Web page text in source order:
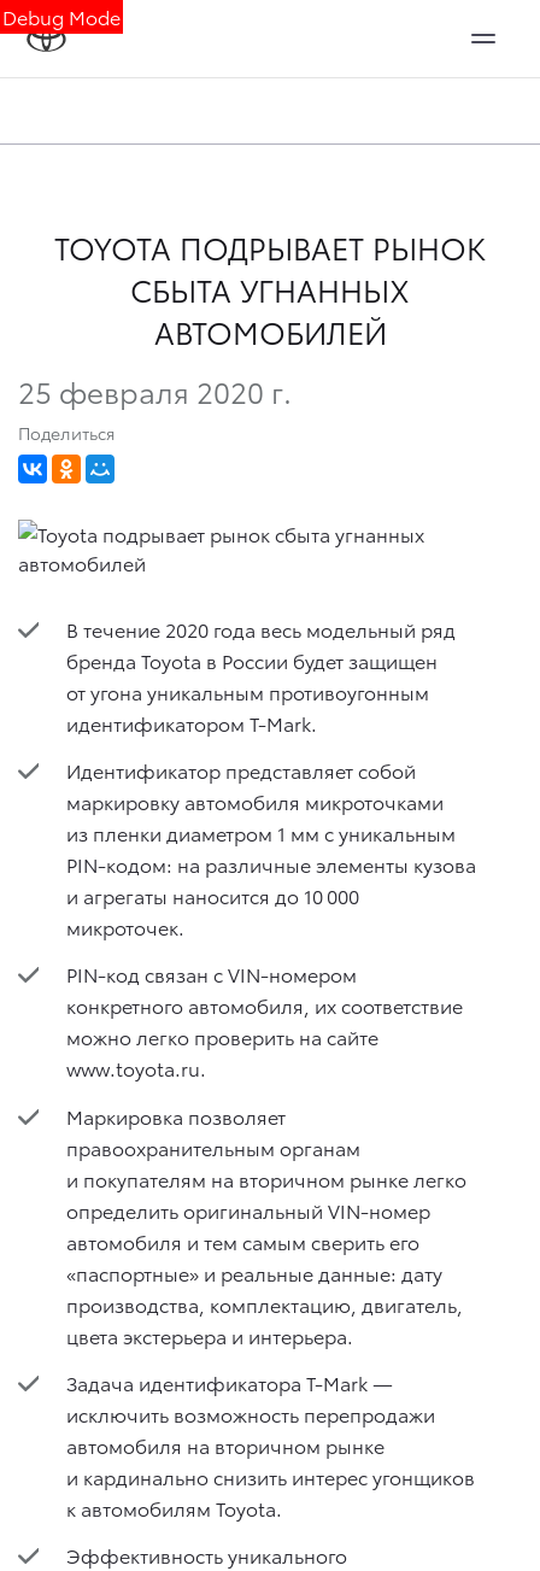
Debug Mode
TOYOTA ПОДРЫВАЕТ РЫНОК
СБЫТА УГНАННЫХ
АВТОМОБИЛЕЙ
25 февраля 2020 г.
Поделиться
В течение 2020 года весь модельный ряд
бренда Toyota в России будет защищен
от угона уникальным противоугонным
идентификатором T-Mark.
Идентификатор представляет собой
маркировку автомобиля микроточками
из пленки диаметром 1 мм с уникальным
PIN-кодом: на различные элементы кузова
и агрегаты наносится до 10 000
микроточек.
PIN-код связан с VIN-номером
конкретного автомобиля, их соответствие
можно легко проверить на сайте
www.toyota.ru.
Маркировка позволяет
правоохранительным органам
и покупателям на вторичном рынке легко
определить оригинальный VIN-номер
автомобиля и тем самым сверить его
«паспортные» и реальные данные: дату
производства, комплектацию, двигатель,
цвета экстерьера и интерьера.
Задача идентификатора T-Mark —
исключить возможность перепродажи
автомобиля на вторичном рынке
и кардинально снизить интерес угонщиков
к автомобилям Toyota.
Эффективность уникального